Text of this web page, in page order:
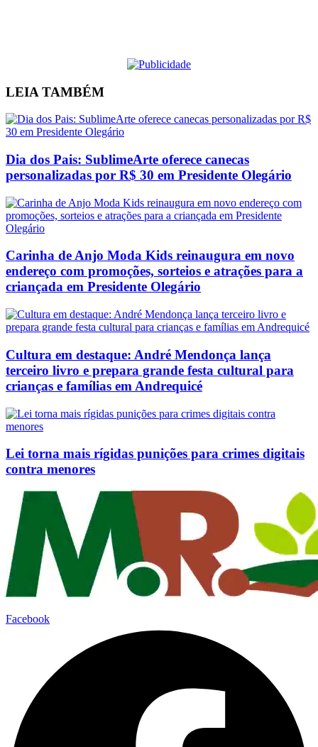
LEIA TAMBÉM
Dia dos Pais: SublimeArte oferece canecas
personalizadas por R$ 30 em Presidente Olegário
Carinha de Anjo Moda Kids reinaugura em novo
endereço com promoções, sorteios e atrações para a
criançada em Presidente Olegário
Cultura em destaque: André Mendonça lança
terceiro livro e prepara grande festa cultural para
crianças e famílias em Andrequicé
Lei torna mais rígidas punições para crimes digitais
contra menores
Facebook